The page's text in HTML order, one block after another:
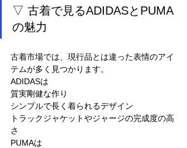
▽ 古着で見るADIDASとPUMA
の魅力
古着市場では、現行品とは違った表情のアイ
テムが多く見つかります。
ADIDASは
質実剛健な作り
シンプルで長く着られるデザイン
トラックジャケットやジャージの完成度の高
さ
PUMAは